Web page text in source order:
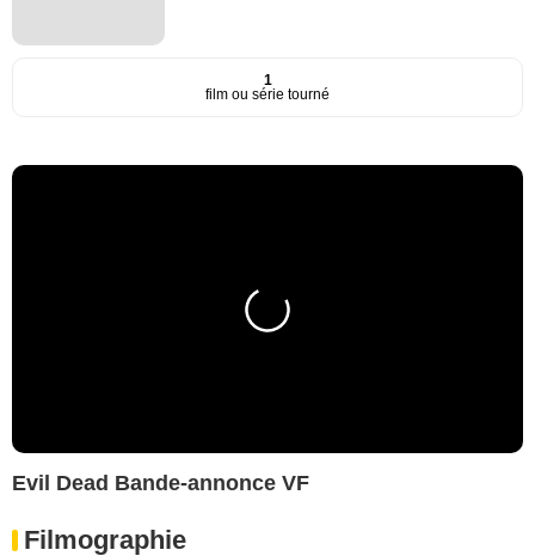
1
film ou série tourné
Evil Dead Bande-annonce VF
Filmographie